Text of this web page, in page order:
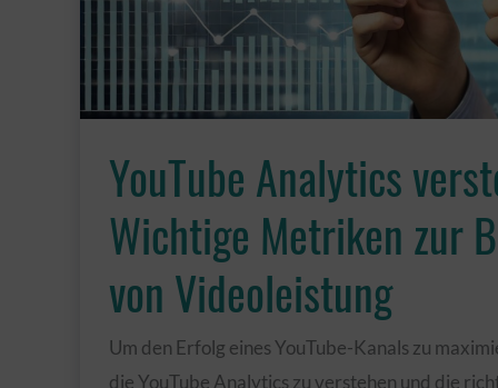
verändert
YouTube Analytics
Wichtige Metriken zur
von Videoleistung
Um den Erfolg eines YouTube-Kanals zu
die YouTube Analytics zu verstehen und die